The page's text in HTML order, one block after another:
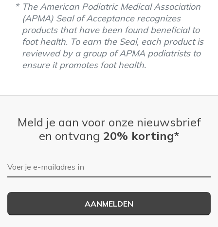
The American Podiatric Medical Association
(APMA) Seal of Acceptance recognizes
products that have been found beneficial to
foot health. To earn the Seal, each product is
reviewed by a group of APMA podiatrists to
ensure it promotes foot health.
Meld je aan voor onze nieuwsbrief
en ontvang 20% korting*
E-mailadres
AANMELDEN